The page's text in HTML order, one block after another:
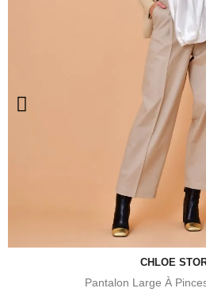
CHLOE
Pantalon Large À